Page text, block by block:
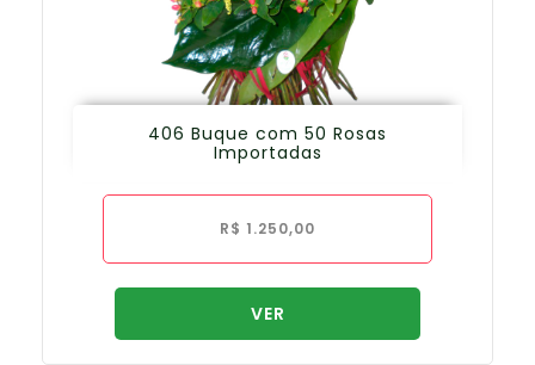
406 Buque com 50 Rosas
Importadas
R$ 1.250,00
VER